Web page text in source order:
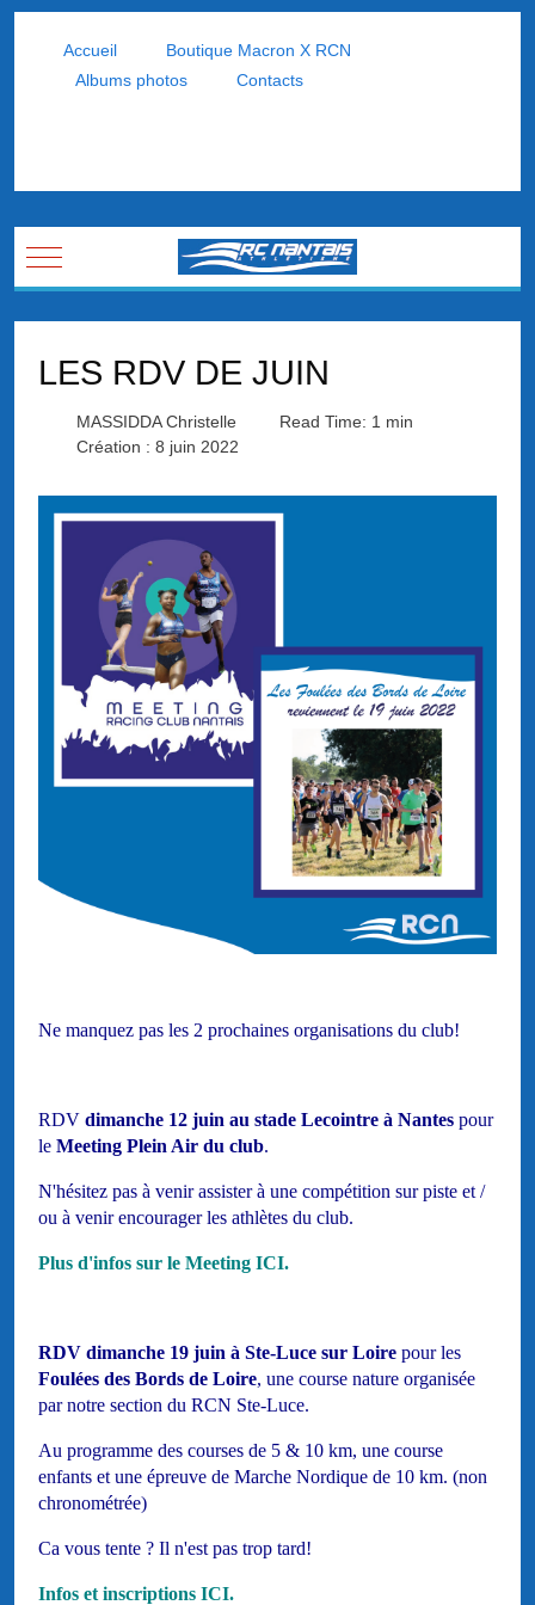
Accueil
Boutique Macron X RCN
Albums photos
Contacts
Mobile Menu Toggle
LES RDV DE JUIN
MASSIDDA Christelle
Read Time: 1 min
Création : 8 juin 2022
Ne manquez pas les 2 prochaines organisations du club!
RDV dimanche 12 juin au stade Lecointre à Nantes pour
le Meeting Plein Air du club.
N'hésitez pas à venir assister à une compétition sur piste et /
ou à venir encourager les athlètes du club.
Plus d'infos sur le Meeting ICI.
RDV dimanche 19 juin à Ste-Luce sur Loire pour les
Foulées des Bords de Loire, une course nature organisée
par notre section du RCN Ste-Luce.
Au programme des courses de 5 & 10 km, une course
enfants et une épreuve de Marche Nordique de 10 km. (non
chronométrée)
Ca vous tente ? Il n'est pas trop tard!
Infos et inscriptions ICI.